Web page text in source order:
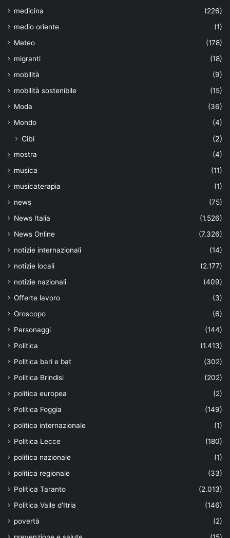
medicina
(226)
medio oriente
(1)
Meteo
(178)
migranti
(18)
mobilità
(9)
mobilità sostenibile
(15)
Moda
(36)
Mondo
(4)
Cibi (2)
mostra
(4)
musica
(11)
musicaterapia
(1)
news
(75)
News Italia
(1.526)
News Online
(7.326)
notizie internazionali
(14)
notizie locali
(2.177)
notizie nazionali
(409)
Offerte lavoro
(3)
Oroscopo
(6)
Personaggi
(144)
Politica
(1.413)
Politica bari e bat
(302)
Politica Brindisi
(202)
politica europea
(2)
Politica Foggia
(149)
politica internazionale
(1)
Politica Lecce
(180)
politica nazionale
(1)
politica regionale
(33)
Politica Taranto
(2.013)
Politica Valle d'Itria
(146)
povertà
(2)